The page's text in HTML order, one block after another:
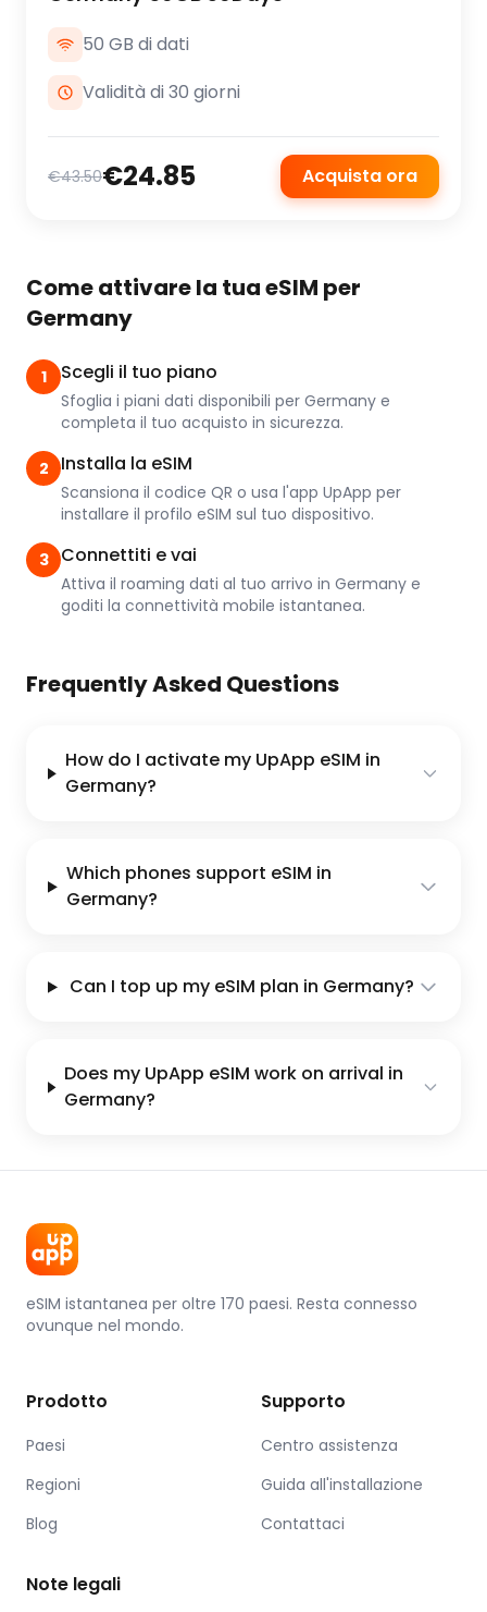
50 GB di dati
Validità di 30 giorni
€43.50€24.85 Acquista ora
Come attivare la tua eSIM per
Germany
1 Scegli il tuo piano
Sfoglia i piani dati disponibili per Germany e
completa il tuo acquisto in sicurezza.
2 Installa la eSIM
Scansiona il codice QR o usa l'app UpApp per
installare il profilo eSIM sul tuo dispositivo.
3 Connettiti e vai
Attiva il roaming dati al tuo arrivo in Germany e
goditi la connettività mobile istantanea.
Frequently Asked Questions
How do I activate my UpApp eSIM in
Germany?
Which phones support eSIM in
Germany?
Can I top up my eSIM plan in Germany?
Does my UpApp eSIM work on arrival in
Germany?
eSIM istantanea per oltre 170 paesi. Resta connesso
ovunque nel mondo.
Prodotto
Paesi
Regioni
Blog
Supporto
Centro assistenza
Guida all'installazione
Contattaci
Note legali